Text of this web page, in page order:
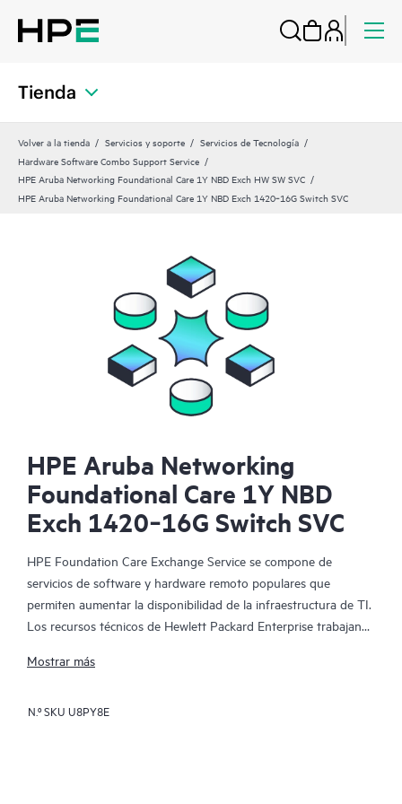
Tienda
Volver a la tienda Servicios y soporte
Servicios de Tecnología
Hardware Software Combo Support Service
HPE Aruba Networking Foundational Care 1Y NBD Exch HW SW SVC
HPE Aruba Networking Foundational Care 1Y NBD Exch 1420‑16G Switch SVC
HPE Aruba Networking
Foundational Care 1Y NBD
Exch 1420‑16G Switch SVC
HPE Foundation Care Exchange Service se compone de
servicios de software y hardware remoto populares que
permiten aumentar la disponibilidad de la infraestructura de TI.
Los recursos técnicos de Hewlett Packard Enterprise trabajan
software de tus productos de HPE.
La sustitución de hardware ofrece un servicio de intercambio
Mostrar más
N.º SKU U8PY8E